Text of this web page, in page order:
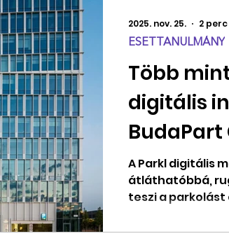
Több
digitális
BudaPart
A Parkl digitális
átláthatóbbá,
teszi a
ESETTANULMÁNY
2025. nov. 25. 2